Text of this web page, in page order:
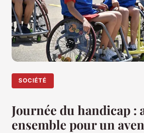
SOCIÉTÉ
Journée du handicap :
ensemble pour un